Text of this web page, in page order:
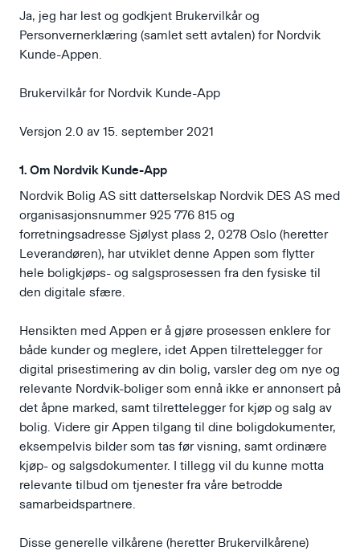
Ja, jeg har lest og godkjent Brukervilkår og
Personvernerklæring (samlet sett avtalen) for Nordvik
Kunde-Appen.
Brukervilkår for Nordvik Kunde-App
Versjon 2.0 av 15. september 2021
1. Om Nordvik Kunde-App
Nordvik Bolig AS sitt datterselskap Nordvik DES AS med
organisasjonsnummer 925 776 815 og
forretningsadresse Sjølyst plass 2, 0278 Oslo (heretter
Leverandøren), har utviklet denne Appen som flytter
hele boligkjøps- og salgsprosessen fra den fysiske til
den digitale sfære.
Hensikten med Appen er å gjøre prosessen enklere for
både kunder og meglere, idet Appen tilrettelegger for
digital prisestimering av din bolig, varsler deg om nye og
relevante Nordvik-boliger som ennå ikke er annonsert på
det åpne marked, samt tilrettelegger for kjøp og salg av
bolig. Videre gir Appen tilgang til dine boligdokumenter,
eksempelvis bilder som tas før visning, samt ordinære
kjøp- og salgsdokumenter. I tillegg vil du kunne motta
relevante tilbud om tjenester fra våre betrodde
samarbeidspartnere.
Disse generelle vilkårene (heretter Brukervilkårene)